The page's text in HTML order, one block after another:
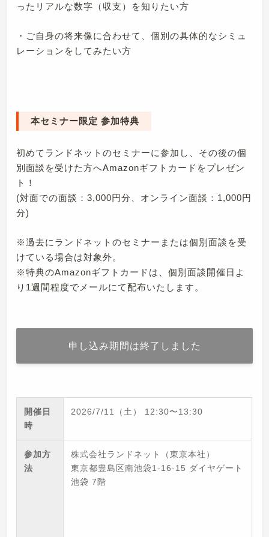
ったリアルな数字（収支）を知りたい方
・ご自身の将来像に合わせて、個別の具体的なシミュ
レーションをしてみたい方
本セミナー限定 参加特典
初めてランドネットのセミナーに参加し、その後の個
別面談を受けた方へAmazonギフトカードをプレゼン
ト！
(対面での面談：3,000円分、オンライン面談：1,000円
分)
※過去にランドネットのセミナーまたは個別面談を受
けている場合は対象外。
※特典のAmazonギフトカードは、個別面談開催日よ
り1週間程度でメールにて配布いたします。
申し込み期間は終了しました
開催日
時
2026/7/11（土） 12:30〜13:30
参加方
法
株式会社ランドネット（東京本社）
東京都豊島区南池袋1-16-15 ダイヤゲート
池袋 7階